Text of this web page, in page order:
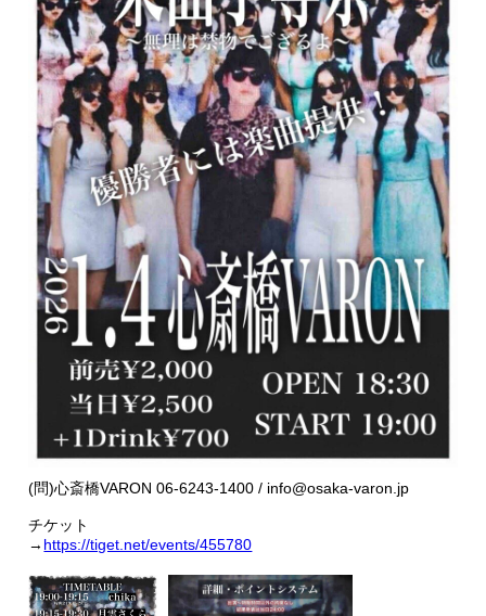
(問)心斎橋VARON 06-6243-1400 / info@osaka-varon.jp
チケット
→ https://tiget.net/events/455780